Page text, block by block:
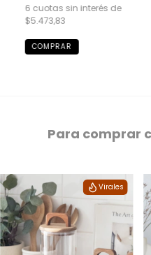
6 cuotas sin interés de
$5.473,83
Para comprar
Virales